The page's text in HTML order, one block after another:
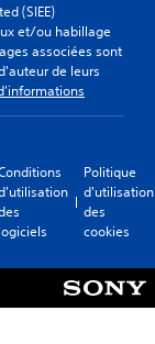
(SIEE)
et/ou habillage
associées sont
de leurs
logiciels
Politique
d'utilisation
des
cookies